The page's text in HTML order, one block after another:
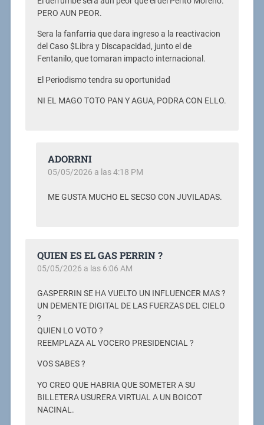
PERO AUN PEOR.
Sera la fanfarria que dara ingreso a la reactivacion
del Caso $Libra y Discapacidad, junto el de
Fentanilo, que tomaran impacto internacional.
El Periodismo tendra su oportunidad
NI EL MAGO TOTO PAN Y AGUA, PODRA CON ELLO.
ADORRNI
05/05/2026 a las 4:18 PM
ME GUSTA MUCHO EL SECSO CON JUVILADAS.
QUIEN ES EL GAS PERRIN ?
05/05/2026 a las 6:06 AM
GASPERRIN SE HA VUELTO UN INFLUENCER MAS ?
UN DEMENTE DIGITAL DE LAS FUERZAS DEL CIELO
?
QUIEN LO VOTO ?
REEMPLAZA AL VOCERO PRESIDENCIAL ?
VOS SABES ?
YO CREO QUE HABRIA QUE SOMETER A SU
BILLETERA USURERA VIRTUAL A UN BOICOT
NACINAL.